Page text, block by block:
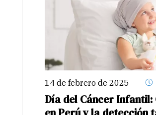
14 de febrero de 2025
Día del Cáncer Infantil: